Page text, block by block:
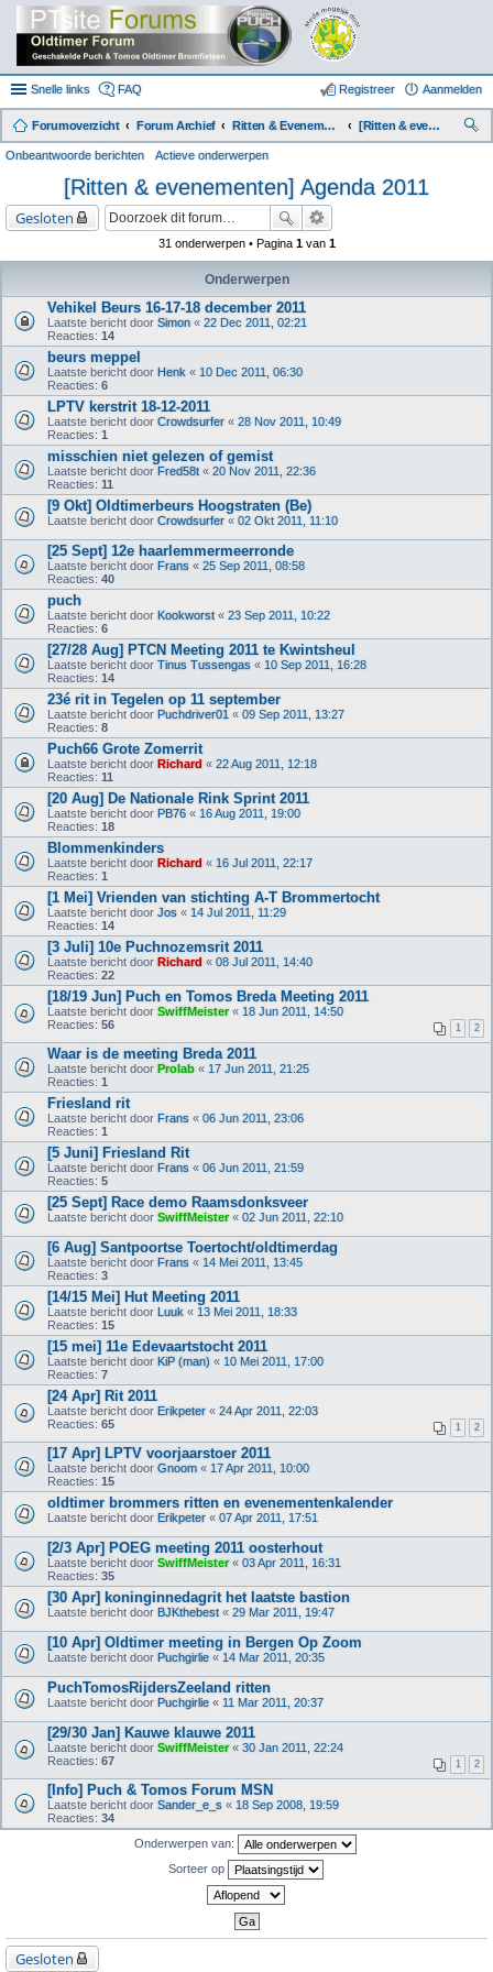
Snelle links FAQ Aanmelden
Registreer
Forumoverzicht Forum Archief Ritten & Evenementen (Archief)
[Ritten & evenementen] Agenda 2011
Onbeantwoorde berichten Actieve onderwerpen
[Ritten & evenementen] Agenda 2011
Gesloten
31 onderwerpen • Pagina 1van 1
Onderwerpen
Vehikel Beurs 16-17-18 december 2011
Laatste bericht door Simon « 22 Dec 2011, 02:21
Reacties: 14
beurs meppel
Laatste bericht door Henk « 10 Dec 2011, 06:30
Reacties: 6
LPTV kerstrit 18-12-2011
Laatste bericht door Crowdsurfer « 28 Nov 2011, 10:49
Reacties: 1
misschien niet gelezen of gemist
Laatste bericht door Fred58t « 20 Nov 2011, 22:36
Reacties: 11
[9 Okt] Oldtimerbeurs Hoogstraten (Be)
Laatste bericht door Crowdsurfer « 02 Okt 2011, 11:10
[25 Sept] 12e haarlemmermeerronde
Laatste bericht door Frans « 25 Sep 2011, 08:58
Reacties: 40
puch
Laatste bericht door Kookworst « 23 Sep 2011, 10:22
Reacties: 6
[27/28 Aug] PTCN Meeting 2011 te Kwintsheul
Laatste bericht door Tinus Tussengas « 10 Sep 2011, 16:28
Reacties: 14
23é rit in Tegelen op 11 september
Laatste bericht door Puchdriver01 « 09 Sep 2011, 13:27
Reacties: 8
Puch66 Grote Zomerrit
Laatste bericht door Richard « 22 Aug 2011, 12:18
Reacties: 11
[20 Aug] De Nationale Rink Sprint 2011
Laatste bericht door PB76 « 16 Aug 2011, 19:00
Reacties: 18
Blommenkinders
Laatste bericht door Richard « 16 Jul 2011, 22:17
Reacties: 1
[1 Mei] Vrienden van stichting A-T Brommertocht
Laatste bericht door Jos « 14 Jul 2011, 11:29
Reacties: 14
[3 Juli] 10e Puchnozemsrit 2011
Laatste bericht door Richard « 08 Jul 2011, 14:40
Reacties: 22
[18/19 Jun] Puch en Tomos Breda Meeting 2011
Laatste bericht door SwiffMeister« 18 Jun 2011, 14:50
Reacties: 56 1 2
Waar is de meeting Breda 2011
Laatste bericht door Prolab « 17 Jun 2011, 21:25
Reacties: 1
Friesland rit
Laatste bericht door Frans « 06 Jun 2011, 23:06
Reacties: 1
[5 Juni] Friesland Rit
Laatste bericht door Frans « 06 Jun 2011, 21:59
Reacties: 5
[25 Sept] Race demo Raamsdonksveer
Laatste bericht door SwiffMeister« 02 Jun 2011, 22:10
[6 Aug] Santpoortse Toertocht/oldtimerdag
Laatste bericht door Frans « 14 Mei 2011, 13:45
Reacties: 3
[14/15 Mei] Hut Meeting 2011
Laatste bericht door Luuk « 13 Mei 2011, 18:33
Reacties: 15
[15 mei] 11e Edevaartstocht 2011
Laatste bericht door KiP (man) « 10 Mei 2011, 17:00
Reacties: 7
[24 Apr] Rit 2011
Laatste bericht door Erikpeter « 24 Apr 2011, 22:03
Reacties: 65 1 2
[17 Apr] LPTV voorjaarstoer 2011
Laatste bericht door Gnoom « 17 Apr 2011, 10:00
Reacties: 15
oldtimer brommers ritten en evenementenkalender
Laatste bericht door Erikpeter « 07 Apr 2011, 17:51
[2/3 Apr] POEG meeting 2011 oosterhout
Laatste bericht door SwiffMeister« 03 Apr 2011, 16:31
Reacties: 35
[30 Apr] koninginnedagrit het laatste bastion
Laatste bericht door BJKthebest « 29 Mar 2011, 19:47
[10 Apr] Oldtimer meeting in Bergen Op Zoom
Laatste bericht door Puchgirlie « 14 Mar 2011, 20:35
PuchTomosRijdersZeeland ritten
Laatste bericht door Puchgirlie « 11 Mar 2011, 20:37
[29/30 Jan] Kauwe klauwe 2011
Laatste bericht door SwiffMeister« 30 Jan 2011, 22:24
Reacties: 67 1 2
[Info] Puch & Tomos Forum MSN
Laatste bericht door Sander_e_s « 18 Sep 2008, 19:59
Reacties: 34
Onderwerpen van:
Sorteer op
Gesloten